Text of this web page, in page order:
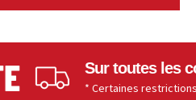
Sur toutes les
* Certaines restrictions